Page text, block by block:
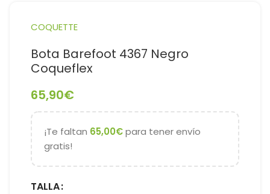
COQUETTE
Bota Barefoot 4367 Negro
Coqueflex
65,90€
¡Te faltan 65,00€para tener envío
gratis!
TALLA